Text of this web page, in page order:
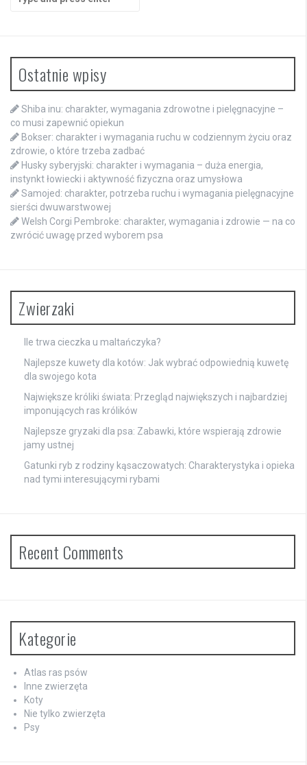
for:
Ostatnie wpisy
Shiba inu: charakter, wymagania zdrowotne i pielęgnacyjne –
co musi zapewnić opiekun
Bokser: charakter i wymagania ruchu w codziennym życiu oraz
zdrowie, o które trzeba zadbać
Husky syberyjski: charakter i wymagania – duża energia,
instynkt łowiecki i aktywność fizyczna oraz umysłowa
Samojed: charakter, potrzeba ruchu i wymagania pielęgnacyjne
sierści dwuwarstwowej
Welsh Corgi Pembroke: charakter, wymagania i zdrowie — na co
zwrócić uwagę przed wyborem psa
Zwierzaki
Ile trwa cieczka u maltańczyka?
Najlepsze kuwety dla kotów: Jak wybrać odpowiednią kuwetę
dla swojego kota
Największe króliki świata: Przegląd największych i najbardziej
imponujących ras królików
Najlepsze gryzaki dla psa: Zabawki, które wspierają zdrowie
jamy ustnej
Gatunki ryb z rodziny kąsaczowatych: Charakterystyka i opieka
nad tymi interesującymi rybami
Recent Comments
Kategorie
Atlas ras psów
Inne zwierzęta
Koty
Nie tylko zwierzęta
Psy